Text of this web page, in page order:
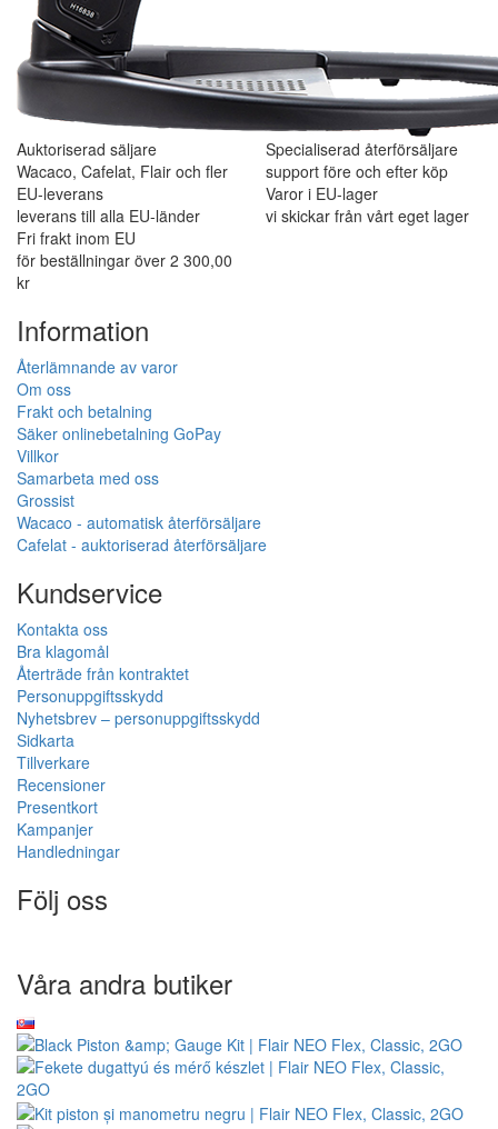
Auktoriserad säljare
Wacaco, Cafelat, Flair och fler
Specialiserad återförsäljare
support före och efter köp
EU-leverans
leverans till alla EU-länder
Varor i EU-lager
vi skickar från vårt eget lager
Fri frakt inom EU
för beställningar över 2 300,00
kr
Information
Återlämnande av varor
Om oss
Frakt och betalning
Säker onlinebetalning GoPay
Villkor
Samarbeta med oss
Grossist
Wacaco - automatisk återförsäljare
Cafelat - auktoriserad återförsäljare
Kundservice
Kontakta oss
Bra klagomål
Återträde från kontraktet
Personuppgiftsskydd
Nyhetsbrev – personuppgiftsskydd
Sidkarta
Tillverkare
Recensioner
Presentkort
Kampanjer
Handledningar
Följ oss
Våra andra butiker